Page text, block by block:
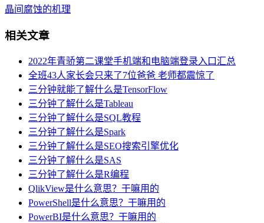
晶间腐蚀的机理
相关文章
2022年青骄第二课堂手机端和电脑端登录入口汇总
全班43人家长会只来了7位爸爸 老师都震惊了
三分钟就能了解什么是TensorFlow
三分钟了解什么是Tableau
三分钟了解什么是SQL教程
三分钟了解什么是Spark
三分钟了解什么是SEO搜索引擎优化
三分钟了解什么是SAS
三分钟了解什么是R编程
QlikView是什么意思？干嘛用的
PowerShell是什么意思？干嘛用的
PowerBI是什么意思？干嘛用的